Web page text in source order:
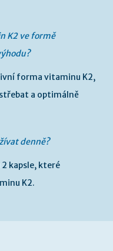
K2 ve formě
forma vitaminu K2,
a optimálně
denně?
2 kapsle, které
K2.